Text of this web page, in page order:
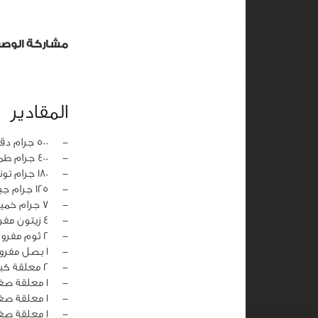
مشاركة
المقادير
‏-
500 جرام دقيق
‏-
400 جرام طماطم مفرومة
‏-
180 جرام تونا
‏-
125 جرام جبن موزاريلا مكعبات
‏-
7 جرام خميرة
‏-
4 زيتون مفروم
‏-
2 ثوم مفروم
‏-
1 بصل مفروم
‏-
2 معلقة كبيرة زيت زيتون
‏-
1 معلقة صغيرة أعشاب إيطالية
‏-
1 معلقة صغيرة سكر
‏-
1 معلقة صغيرة ملح